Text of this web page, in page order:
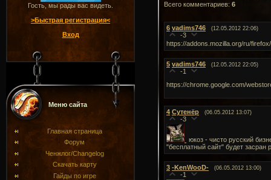
Гость, мы рады вас видеть.
>Быстрая регистрация<
Вход
Меню сайта
Главная страница
Форум
Ченжлог/Changelog
Скачать карту
Гайды по игре
Всего комментариев: 6
6 vadims746 (12.05.2012 22:06)
-3
https://addons.mozilla.org/ru/
5 vadims746 (12.05.2012 22:05)
-1
https://chrome.google.com/
4 Сутенёр (06.05.2012 13:07)
-3
юкоз - чисто русский
"бесплатный сайт" будет засран
3 -KenWooD- (06.05.2012 13:00)
-1